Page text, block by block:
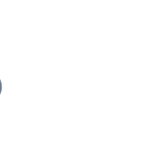
de votre projet à